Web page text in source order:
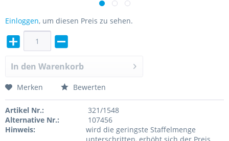
Einloggen, um diesen Preis zu sehen.
In den Warenkorb
Merken Bewerten
Artikel Nr.:
321/1548
Alternative Nr.:
107456
Hinweis:
wird die geringste Staffelmenge
unterschritten, erhöht sich der Preis